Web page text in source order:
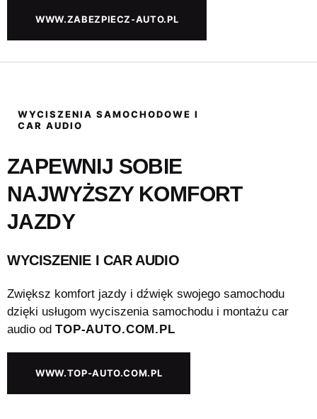
WWW.ZABEZPIECZ-AUTO.PL
WYCISZENIA SAMOCHODOWE I
CAR AUDIO
ZAPEWNIJ SOBIE
NAJWYŻSZY KOMFORT
JAZDY
WYCISZENIE I CAR AUDIO
Zwiększ komfort jazdy i dźwięk swojego samochodu
dzięki usługom wyciszenia samochodu i montażu car
audio od TOP-AUTO.COM.PL
WWW.TOP-AUTO.COM.PL